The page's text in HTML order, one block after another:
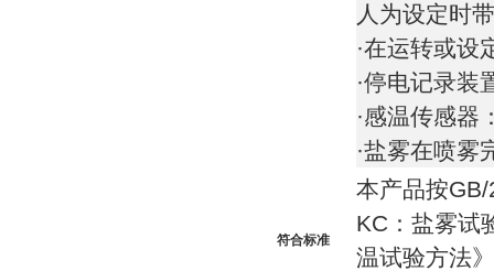
人为设定时
·在运转或设
·停电记录装
·感温传感器
·盐雾在喷雾
符合标准
本产品按
KC：盐雾试
温试验方法